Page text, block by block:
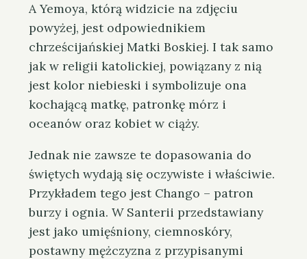
A Yemoya, którą widzicie na zdjęciu
powyżej, jest odpowiednikiem
chrześcijańskiej Matki Boskiej. I tak samo
jak w religii katolickiej, powiązany z nią
jest kolor niebieski i symbolizuje ona
kochającą matkę, patronkę mórz i
oceanów oraz kobiet w ciąży.
Jednak nie zawsze te dopasowania do
świętych wydają się oczywiste i właściwie.
Przykładem tego jest Chango – patron
burzy i ognia. W Santerii przedstawiany
jest jako umięśniony, ciemnoskóry,
postawny mężczyzna z przypisanymi